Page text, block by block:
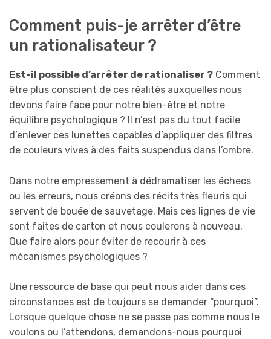
Comment puis-je arrêter d’être
un rationalisateur ?
Est-il possible d’arrêter de rationaliser ? Comment
être plus conscient de ces réalités auxquelles nous
devons faire face pour notre bien-être et notre
équilibre psychologique ? Il n’est pas du tout facile
d’enlever ces lunettes capables d’appliquer des filtres
de couleurs vives à des faits suspendus dans l’ombre.
Dans notre empressement à dédramatiser les échecs
ou les erreurs, nous créons des récits très fleuris qui
servent de bouée de sauvetage. Mais ces lignes de vie
sont faites de carton et nous coulerons à nouveau.
Que faire alors pour éviter de recourir à ces
mécanismes psychologiques ?
Une ressource de base qui peut nous aider dans ces
circonstances est de toujours se demander “pourquoi”.
Lorsque quelque chose ne se passe pas comme nous le
voulons ou l’attendons, demandons-nous pourquoi